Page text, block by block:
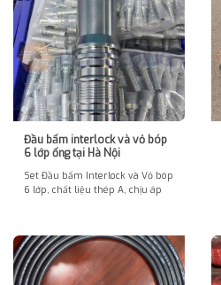
Đầu bấm interlock và vỏ bóp
6 lớp ống tại Hà Nội
Set Đầu bấm Interlock và Vỏ bóp
6 lớp, chất liệu thép A, chịu áp